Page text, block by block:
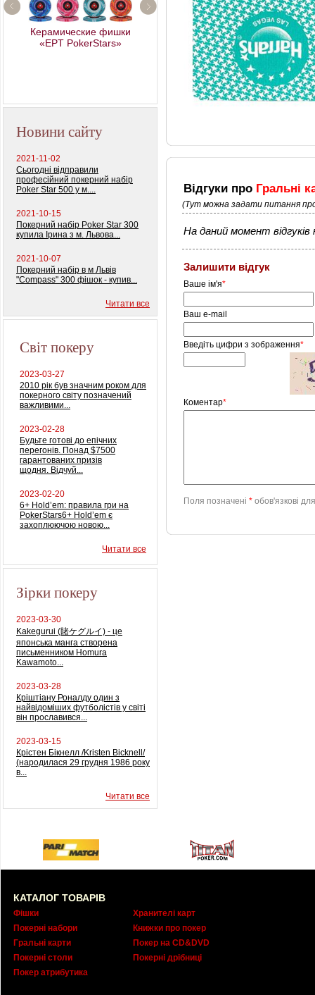
Керамические фишки
«EPT PokerStars»
Профессиональный
покерный набор
"Poker Star" 500
Новини сайту
2021-11-02
Сьогодні відправили
професійний покерний набір
Poker Star 500 у м....
2021-10-15
Покерний набір Poker Star 300
купила Ірина з м. Львова...
2021-10-07
Покерний набір в м Львів
"Compass" 300 фішок - купив...
Читати все
Світ покеру
2023-03-27
2010 рік був значним роком для
покерного світу позначений
важливими...
2023-02-28
Будьте готові до епічних
перегонів. Понад $7500
гарантованих призів
щодня. Відчуй...
2023-02-20
6+ Hold’em: правила гри на
PokerStars6+ Hold’em є
захоплюючою новою...
Читати все
Зірки покеру
2023-03-30
Kakegurui (賭ケグルイ) - це
японська манга створена
письменником Homura
Kawamoto...
2023-03-28
Кріштіану Роналду один з
найвідоміших футболістів у світі
він прославився...
2023-03-15
Крістен Бікнелл /Kristen Bicknell/
(народилася 29 грудня 1986 року
в...
Читати все
Відгуки про Гральні
(Тут можна задати питання
На даний момент відгуків
Залишити відгук
Ваше ім'я*
Ваш e-mail
Введіть цифри з зображення*
Коментар*
Поля позначені * обов'язкові
КАТАЛОГ ТОВАРІВ
Фішки
Покерні набори
Гральні карти
Покерні столи
Покер атрибутика
Хранителі карт
Книжки про покер
Покер на CD&DVD
Покерні дрібниці